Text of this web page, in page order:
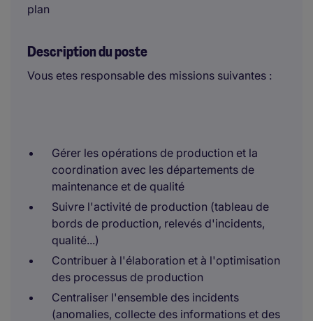
plan
Description du poste
Vous etes responsable des missions suivantes :
Gérer les opérations de production et la
coordination avec les départements de
maintenance et de qualité
Suivre l'activité de production (tableau de
bords de production, relevés d'incidents,
qualité...)
Contribuer à l'élaboration et à l'optimisation
des processus de production
Centraliser l'ensemble des incidents
(anomalies, collecte des informations et des